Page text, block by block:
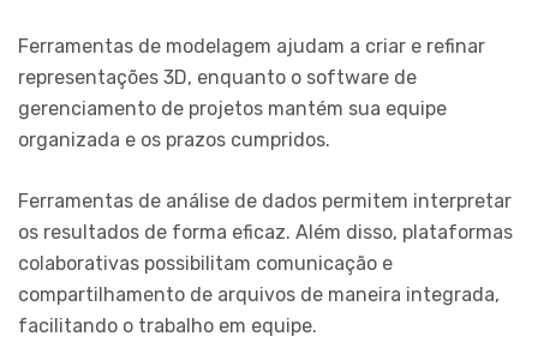
Ferramentas de modelagem ajudam a criar e refinar
representações 3D, enquanto o software de
gerenciamento de projetos mantém sua equipe
organizada e os prazos cumpridos.
Ferramentas de análise de dados permitem interpretar
os resultados de forma eficaz. Além disso, plataformas
colaborativas possibilitam comunicação e
compartilhamento de arquivos de maneira integrada,
facilitando o trabalho em equipe.